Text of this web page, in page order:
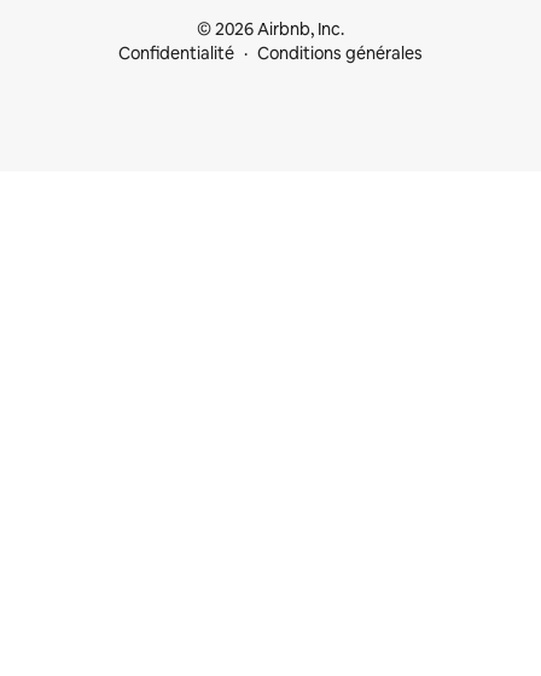
© 2026 Airbnb, Inc.
Confidentialité
Conditions générales